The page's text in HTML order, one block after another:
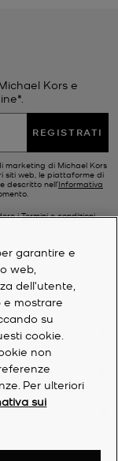
Kors e
REGISTRATI
marketing di Michael Kors
siti web, le piattaforme di
descritto nell’Informativa
iTermini e condizioni
garantire e
web,
dell'utente,
e mostrare
su
cookie.
non
Per ulteriori
sui